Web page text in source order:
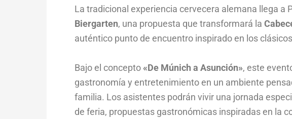
La tradicional experiencia cervecera alemana llega a
Biergarten, una propuesta que transformará la
auténtico punto de encuentro inspirado en los
Bajo el concepto«De Múnich a Asunción», este
gastronomía y entretenimiento en un ambiente
familia. Los asistentes podrán vivir una jornada
de feria, propuestas gastronómicas inspiradas en la